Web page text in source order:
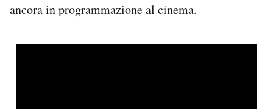
ancora in programmazione al cinema.